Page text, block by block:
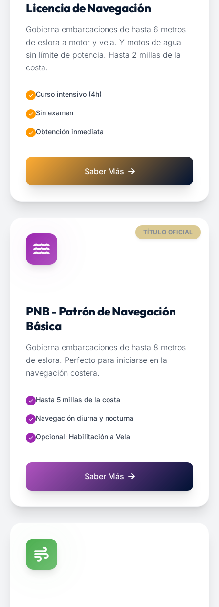
Licencia de Navegación
Gobierna embarcaciones de hasta 6 metros
de eslora a motor y vela. Y motos de agua
sin límite de potencia. Hasta 2 millas de la
costa.
Curso intensivo (4h)
Sin examen
Obtención inmediata
Saber Más
sobre Licencia de
TÍTULO OFICIAL
PNB - Patrón de Navegación
Básica
Gobierna embarcaciones de hasta 8 metros
de eslora. Perfecto para iniciarse en la
navegación costera.
Hasta 5 millas de la costa
Navegación diurna y nocturna
Opcional: Habilitación a Vela
Saber Más
sobre PNB - Patrón de